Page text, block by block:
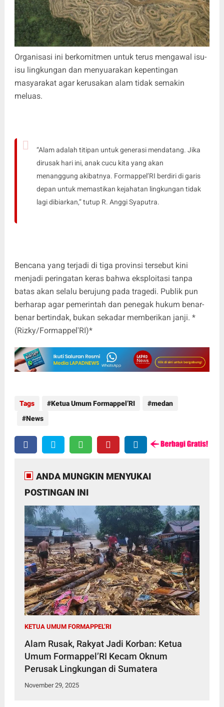
Organisasi ini berkomitmen untuk terus mengawal isu-
isu lingkungan dan menyuarakan kepentingan
masyarakat agar kerusakan alam tidak semakin
meluas.
“Alam adalah titipan untuk generasi mendatang. Jika
dirusak hari ini, anak cucu kita yang akan
menanggung akibatnya. Formappel’RI berdiri di garis
depan untuk memastikan kejahatan lingkungan tidak
lagi dibiarkan,” tutup R. Anggi Syaputra.
Bencana yang terjadi di tiga provinsi tersebut kini
menjadi peringatan keras bahwa eksploitasi tanpa
batas akan selalu berujung pada tragedi. Publik pun
berharap agar pemerintah dan penegak hukum benar-
benar bertindak, bukan sekadar memberikan janji. *
(Rizky/Formappel'RI)*
Tags Ketua Umum Formappel’RI
medan
News
ANDA MUNGKIN MENYUKAI
POSTINGAN INI
KETUA UMUM FORMAPPEL’RI
Alam Rusak, Rakyat Jadi Korban: Ketua
Umum Formappel’RI Kecam Oknum
Perusak Lingkungan di Sumatera
November 29, 2025